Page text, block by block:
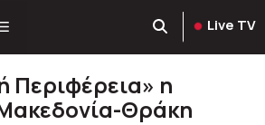
Live TV
Περιφέρεια» η
Θράκη